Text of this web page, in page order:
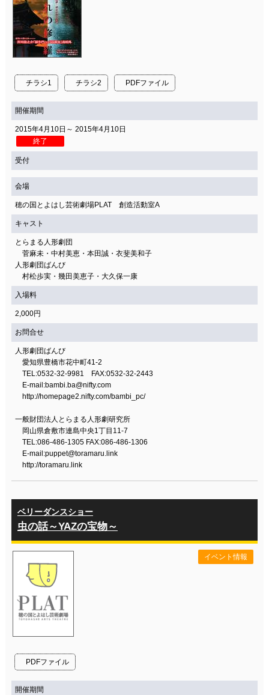
チラシ1 チラシ2 PDFファイル
開催期間
2015年4月10日～ 2015年4月10日
終了
受付
会場
穂の国とよはし芸術劇場PLAT 創造活動室A
キャスト
とらまる人形劇団
菅麻未・中村美恵・本田誠・衣斐美和子
人形劇団ばんび
村松歩実・幾田美恵子・大久保一康
入場料
2,000円
お問合せ
人形劇団ばんび
愛知県豊橋市花中町41-2
TEL:0532-32-9981 FAX:0532-32-2443
E-mail:bambi.ba@nifty.com
http://homepage2.nifty.com/bambi_pc/
一般財団法人とらまる人形劇研究所
岡山県倉敷市連島中央1丁目11-7
TEL:086-486-1305 FAX:086-486-1306
E-mail:puppet@toramaru.link
http://toramaru.link
ベリーダンスショー
虫の話～YAZの宝物～
PDFファイル
イベント情報
開催期間